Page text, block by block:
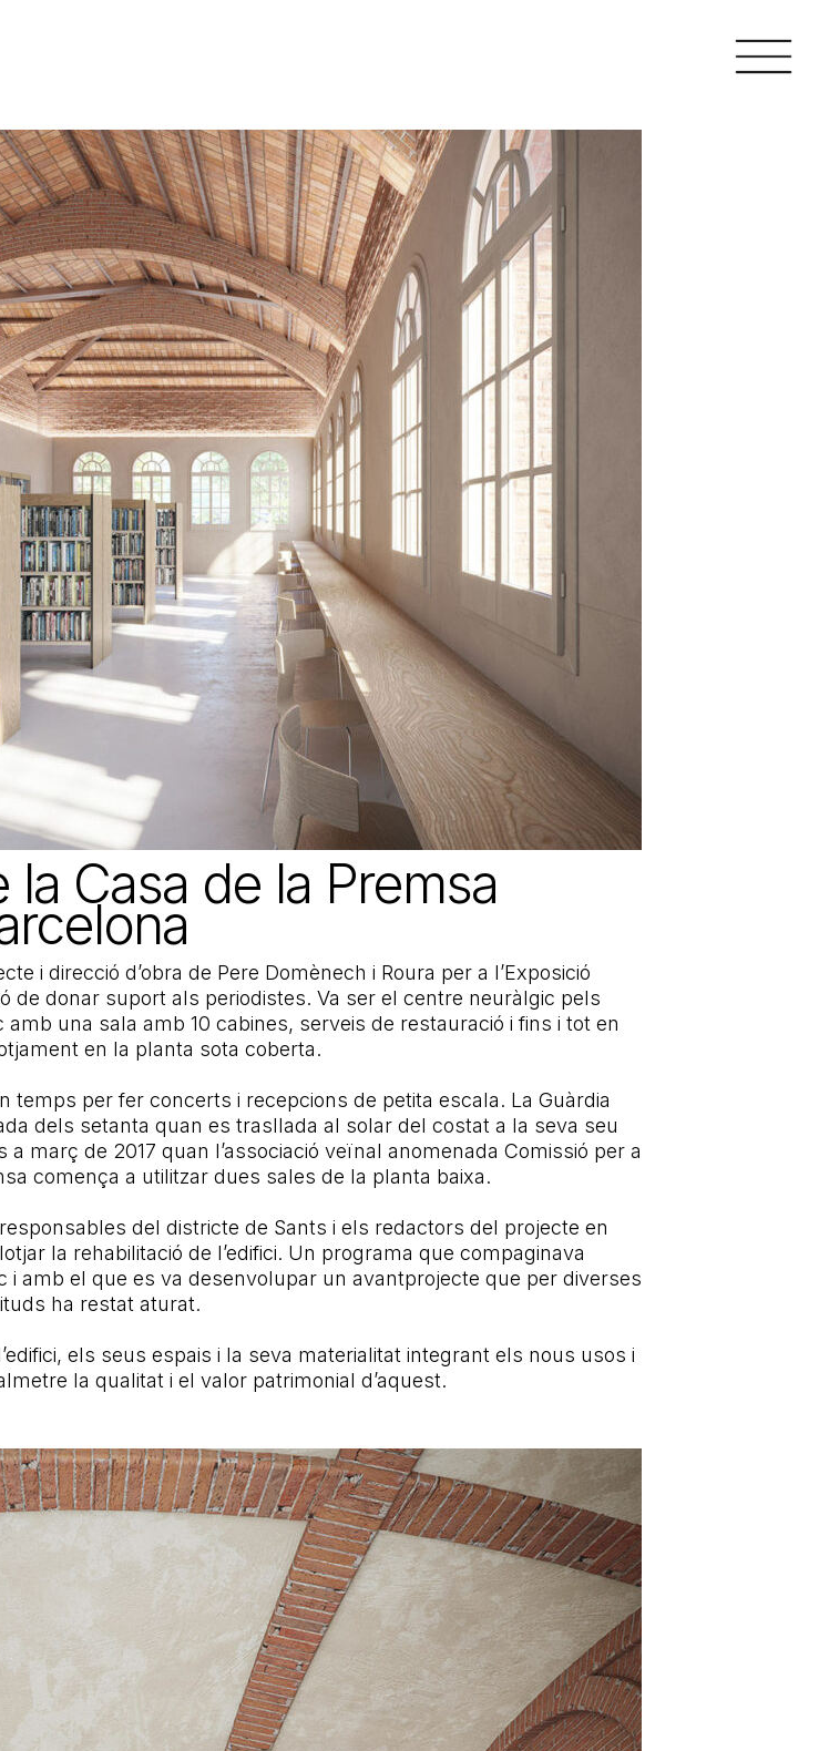
la Casa de la Premsa
i direcció d’obra de Pere Domènech i Roura per a l’Exposició
de donar suport als periodistes. Va ser el centre neuràlgic pels
una sala amb 10 cabines, serveis de restauració i fins i tot en
en la planta sota coberta.
temps per fer concerts i recepcions de petita escala. La Guàrdia
dels setanta quan es trasllada al solar del costat a la seva seu
març de 2017 quan l’associació veïnal anomenada Comissió per a
comença a utilitzar dues sales de la planta baixa.
del districte de Sants i els redactors del projecte en
la rehabilitació de l’edifici. Un programa que compaginava
i amb el que es va desenvolupar un avantprojecte que per diverses
ha restat aturat.
els seus espais i la seva materialitat integrant els nous usos i
la qualitat i el valor patrimonial d’aquest.